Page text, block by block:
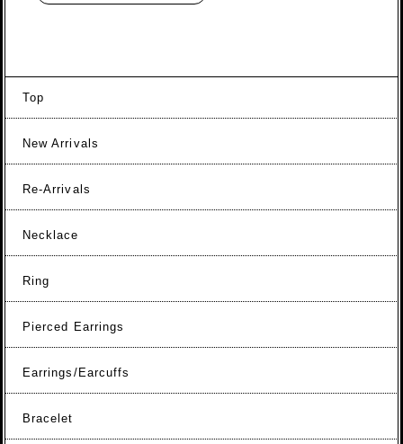
Top
New Arrivals
Re-Arrivals
Necklace
Ring
Pierced Earrings
Earrings/Earcuffs
Bracelet